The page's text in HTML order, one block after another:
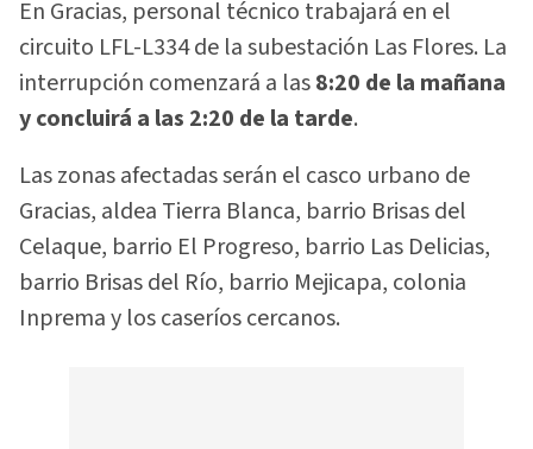
En Gracias, personal técnico trabajará en el
circuito LFL-L334 de la subestación Las Flores. La
interrupción comenzará a las8:20 de la mañana
y concluirá a las 2:20 de la tarde.
Las zonas afectadas serán el casco urbano de
Gracias, aldea Tierra Blanca, barrio Brisas del
Celaque, barrio El Progreso, barrio Las Delicias,
barrio Brisas del Río, barrio Mejicapa, colonia
Inprema y los caseríos cercanos.